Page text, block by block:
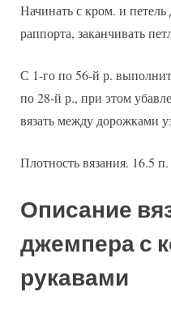
Начинать с кром. и петель
раппорта, заканчивать
С 1-го по 56-й р.
по 28-й р., при этом
вязать между дорожками
Плотность вязания. 16.5
Описание
джемпера с
рукавами